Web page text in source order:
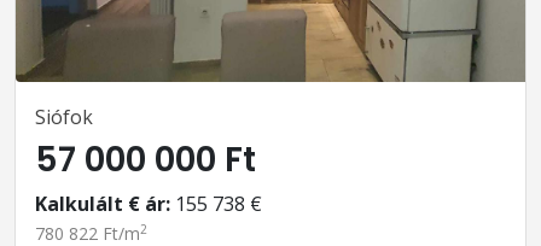
Siófok
57 000 000 Ft
Kalkulált € ár: 155 738 €
780 822 Ft/m2